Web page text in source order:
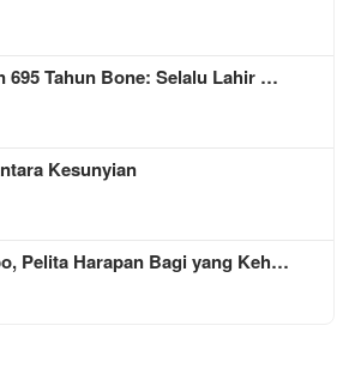
695 Tahun Bone: Selalu Lahir …
Kesunyian
Pelita Harapan Bagi yang Keh…